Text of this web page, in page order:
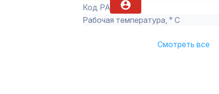
Код РАЭК
Рабочая температура, ° С
Смотреть все